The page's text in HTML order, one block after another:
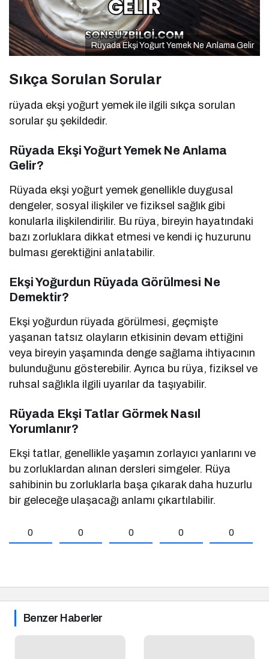
Rüyada Ekşi Yoğurt Yemek Ne Anlama Gelir
Sıkça Sorulan Sorular
rüyada ekşi yoğurt yemek ile ilgili sıkça sorulan
sorular şu şekildedir.
Rüyada Ekşi Yoğurt Yemek Ne Anlama
Gelir?
Rüyada ekşi yoğurt yemek genellikle duygusal
dengeler, sosyal ilişkiler ve fiziksel sağlık gibi
konularla ilişkilendirilir. Bu rüya, bireyin hayatındaki
bazı zorluklara dikkat etmesi ve kendi iç huzurunu
bulması gerektiğini anlatabilir.
Ekşi Yoğurdun Rüyada Görülmesi Ne
Demektir?
Ekşi yoğurdun rüyada görülmesi, geçmişte
yaşanan tatsız olayların etkisinin devam ettiğini
veya bireyin yaşamında denge sağlama ihtiyacının
bulunduğunu gösterebilir. Ayrıca bu rüya, fiziksel ve
ruhsal sağlıkla ilgili uyarılar da taşıyabilir.
Rüyada Ekşi Tatlar Görmek Nasıl
Yorumlanır?
Ekşi tatlar, genellikle yaşamın zorlayıcı yanlarını ve
bu zorluklardan alınan dersleri simgeler. Rüya
sahibinin bu zorluklarla başa çıkarak daha huzurlu
bir geleceğe ulaşacağı anlamı çıkartılabilir.
0 0 0 0 0
Benzer Haberler